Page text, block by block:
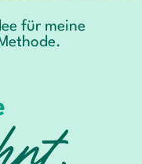
für meine